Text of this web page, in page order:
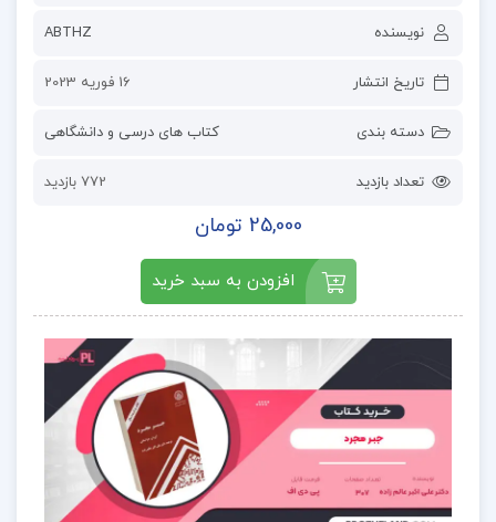
نویسنده ABTHZ
تاریخ انتشار 16 فوریه 2023
دسته بندی کتاب های درسی و دانشگاهی
تعداد بازدید 772 بازدید
25,000 تومان
افزودن به سبد خرید